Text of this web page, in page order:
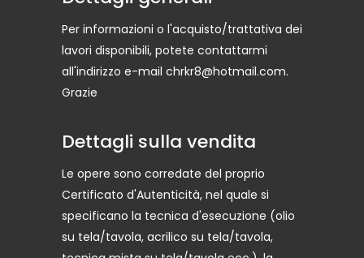
Per informazioni o l'acquisto/trattativa dei
lavori disponibili, potete contattarmi
all'indirizzo e-mail chrkr8@hotmail.com.
Grazie
Dettagli sulla vendita
Le opere sono corredate del proprio
Certificato d'Autenticità, nel quale si
specificano la tecnica d'esecuzione (olio
su tela/tavola, acrilico su tela/tavola,